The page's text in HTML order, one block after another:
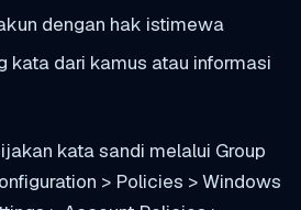
dengan hak istimewa
kata dari kamus atau informasi
kata sandi melalui Group
> Policies > Windows